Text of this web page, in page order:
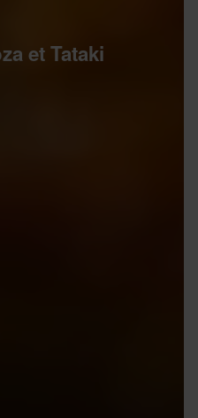
et Tataki